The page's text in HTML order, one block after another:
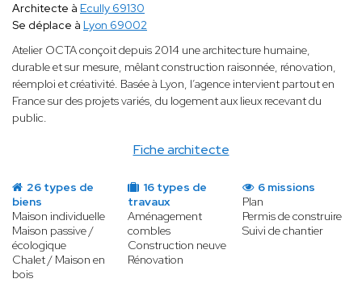
Fiche architecte
Architecte à Ecully 69130
Se déplace à Lyon 69002
Atelier OCTA conçoit depuis 2014 une architecture humaine,
durable et sur mesure, mêlant construction raisonnée, rénovation,
réemploi et créativité. Basée à Lyon, l’agence intervient partout en
France sur des projets variés, du logement aux lieux recevant du
public.
26 types de
biens
Maison individuelle
Maison passive /
écologique
Chalet / Maison en
bois
16 types de
travaux
Aménagement
combles
Construction neuve
Rénovation
6 missions
Plan
Permis de construire
Suivi de chantier